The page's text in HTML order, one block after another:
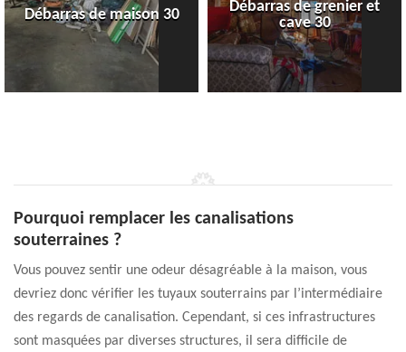
Débarras de maison 30
Débarras de grenier et
cave 30
Pourquoi remplacer les canalisations
souterraines ?
Vous pouvez sentir une odeur désagréable à la maison, vous
devriez donc vérifier les tuyaux souterrains par l’intermédiaire
des regards de canalisation. Cependant, si ces infrastructures
sont masquées par diverses structures, il sera difficile de